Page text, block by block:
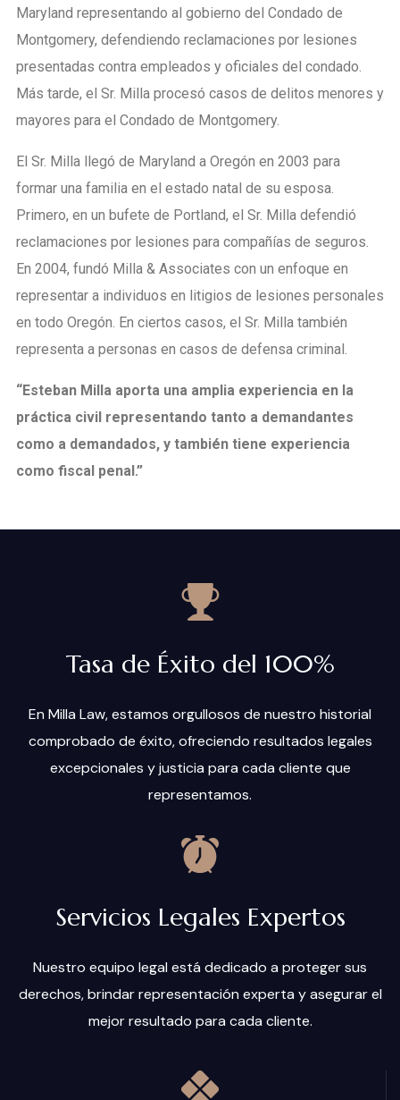
Maryland representando al gobierno del Condado de
Montgomery, defendiendo reclamaciones por lesiones
presentadas contra empleados y oficiales del condado.
Más tarde, el Sr. Milla procesó casos de delitos menores y
mayores para el Condado de Montgomery.
El Sr. Milla llegó de Maryland a Oregón en 2003 para
formar una familia en el estado natal de su esposa.
Primero, en un bufete de Portland, el Sr. Milla defendió
reclamaciones por lesiones para compañías de seguros.
En 2004, fundó Milla & Associates con un enfoque en
representar a individuos en litigios de lesiones personales
en todo Oregón. En ciertos casos, el Sr. Milla también
representa a personas en casos de defensa criminal.
“Esteban Milla aporta una amplia experiencia en la
práctica civil representando tanto a demandantes
como a demandados, y también tiene experiencia
como fiscal penal.”
Tasa de Éxito del 100%
En Milla Law, estamos orgullosos de nuestro historial
comprobado de éxito, ofreciendo resultados legales
excepcionales y justicia para cada cliente que
representamos.
Servicios Legales Expertos
Nuestro equipo legal está dedicado a proteger sus
derechos, brindar representación experta y asegurar el
mejor resultado para cada cliente.